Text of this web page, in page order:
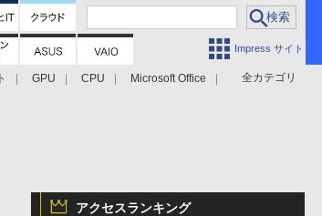
Impress サイト
全カテゴリ
GPU CPU
Microsoft Office
アクセスランキング